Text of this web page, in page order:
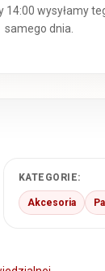
14:00 wysyłamy
samego dnia.
KATEGORIE:
Akcesoria